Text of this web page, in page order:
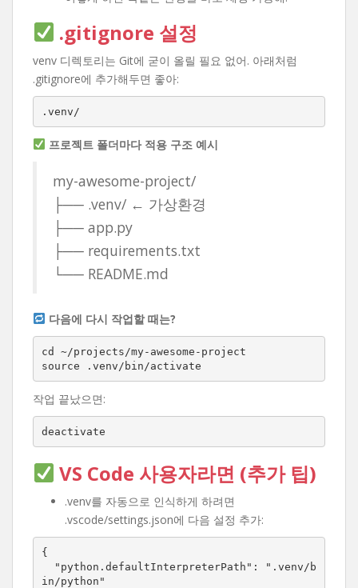
.gitignore 설정
venv 디렉토리는 Git에 굳이 올릴 필요 없어. 아래처럼
.gitignore에 추가해두면 좋아:
.venv/
프로젝트 폴더마다 적용 구조 예시
my-awesome-project/
├── .venv/ ← 가상환경
├── app.py
├── requirements.txt
└── README.md
다음에 다시 작업할 때는?
cd ~/projects/my-awesome-project
source .venv/bin/activate
작업 끝났으면:
deactivate
VS Code 사용자라면 (추가 팁)
.venv를 자동으로 인식하게 하려면
.vscode/settings.json에 다음 설정 추가:
{
in/python"